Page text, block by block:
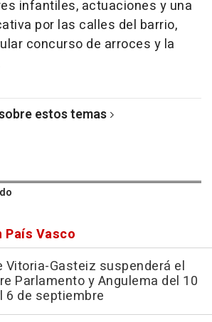
infantiles, actuaciones y una
por las calles del barrio,
concurso de arroces y la
estos temas
País Vasco
Vitoria-Gasteiz suspenderá el
Parlamento y Angulema del 10
6 de septiembre